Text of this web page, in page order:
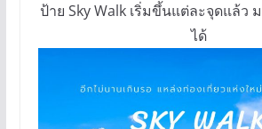
ป้าย Sky Walk เริ่มขึ้นแต่ละจุดแล้ว
ได้